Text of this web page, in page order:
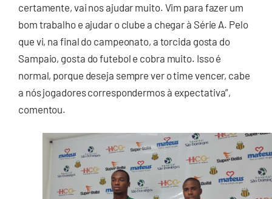
certamente, vai nos ajudar muito. Vim para fazer um
bom trabalho e ajudar o clube a chegar à Série A. Pelo
que vi, na final do campeonato, a torcida gosta do
Sampaio, gosta do futebol e cobra muito. Isso é
normal, porque deseja sempre ver o time vencer, cabe
a nós jogadores correspondermos à expectativa”,
comentou.